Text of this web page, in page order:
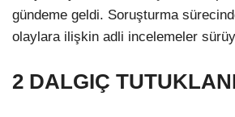
gündeme geldi. Soruşturma
olaylara ilişkin adli incelemeler
2 DALGIÇ